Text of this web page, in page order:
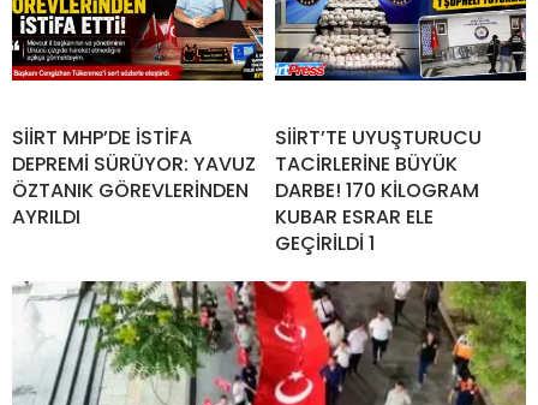
SİİRT MHP’DE İSTİFA
DEPREMİ SÜRÜYOR: YAVUZ
ÖZTANIK GÖREVLERİNDEN
AYRILDI
SİİRT’TE UYUŞTURUCU
TACİRLERİNE BÜYÜK
DARBE! 170 KİLOGRAM
KUBAR ESRAR ELE
GEÇİRİLDİ 1